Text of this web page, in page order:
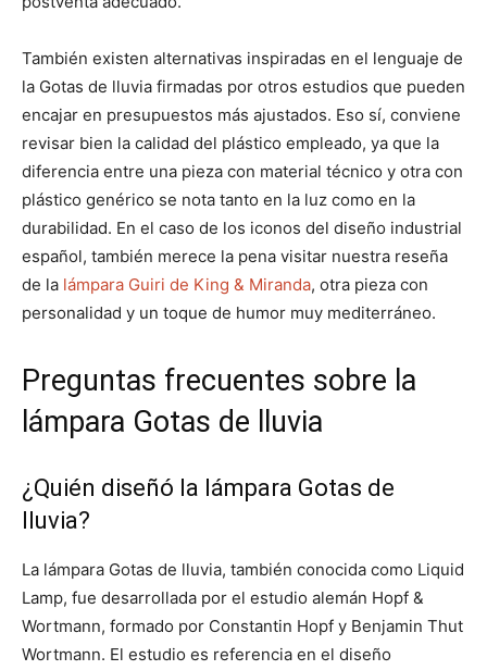
También existen alternativas inspiradas en el lenguaje de
la Gotas de lluvia firmadas por otros estudios que pueden
encajar en presupuestos más ajustados. Eso sí, conviene
revisar bien la calidad del plástico empleado, ya que la
diferencia entre una pieza con material técnico y otra con
plástico genérico se nota tanto en la luz como en la
durabilidad. En el caso de los iconos del diseño industrial
español, también merece la pena visitar nuestra reseña
de la lámpara Guiri de King & Miranda, otra pieza con
personalidad y un toque de humor muy mediterráneo.
Preguntas frecuentes sobre la
lámpara Gotas de lluvia
¿Quién diseñó la lámpara Gotas de
lluvia?
La lámpara Gotas de lluvia, también conocida como Liquid
Lamp, fue desarrollada por el estudio alemán Hopf &
Wortmann, formado por Constantin Hopf y Benjamin Thut
Wortmann. El estudio es referencia en el diseño